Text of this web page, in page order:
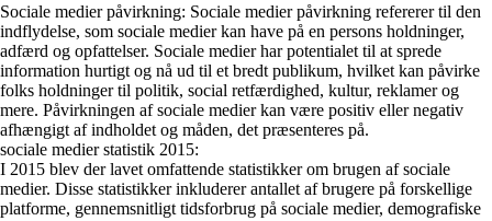
Sociale medier påvirkning: Sociale medier påvirkning refererer til den
indflydelse, som sociale medier kan have på en persons holdninger,
adfærd og opfattelser. Sociale medier har potentialet til at sprede
information hurtigt og nå ud til et bredt publikum, hvilket kan påvirke
folks holdninger til politik, social retfærdighed, kultur, reklamer og
mere. Påvirkningen af sociale medier kan være positiv eller negativ
afhængigt af indholdet og måden, det præsenteres på.
sociale medier statistik 2015:
I 2015 blev der lavet omfattende statistikker om brugen af sociale
medier. Disse statistikker inkluderer antallet af brugere på forskellige
platforme, gennemsnitligt tidsforbrug på sociale medier, demografiske